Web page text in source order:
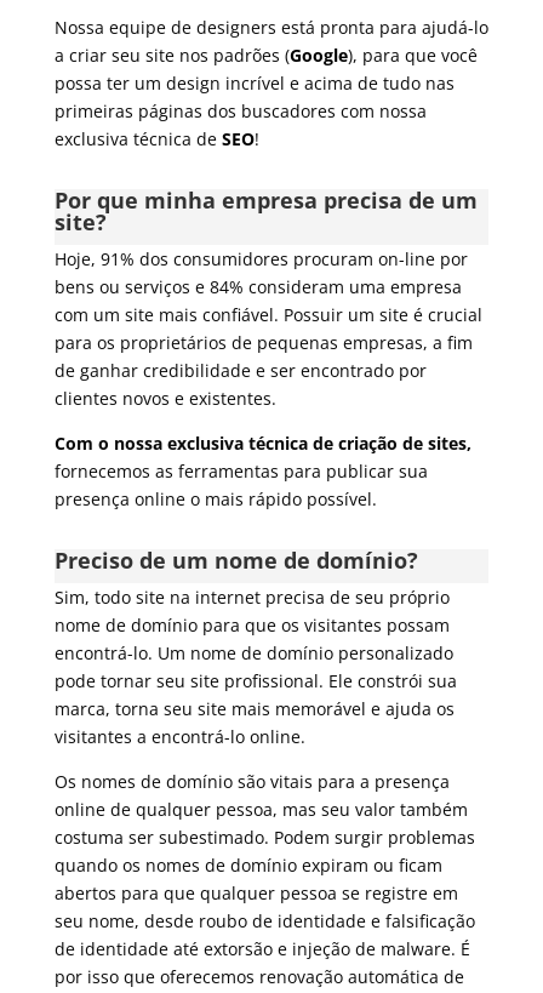
Nossa equipe de designers está pronta para ajudá-lo
a criar seu site nos padrões (Google), para que você
possa ter um design incrível e acima de tudo nas
primeiras páginas dos buscadores com nossa
exclusiva técnica de SEO!
Por que minha empresa precisa de um
site?
Hoje, 91% dos consumidores procuram on-line por
bens ou serviços e 84% consideram uma empresa
com um site mais confiável. Possuir um site é crucial
para os proprietários de pequenas empresas, a fim
de ganhar credibilidade e ser encontrado por
clientes novos e existentes.
Com o nossa exclusiva técnica de criação de sites,
fornecemos as ferramentas para publicar sua
presença online o mais rápido possível.
Preciso de um nome de domínio?
Sim, todo site na internet precisa de seu próprio
nome de domínio para que os visitantes possam
encontrá-lo. Um nome de domínio personalizado
pode tornar seu site profissional. Ele constrói sua
marca, torna seu site mais memorável e ajuda os
visitantes a encontrá-lo online.
Os nomes de domínio são vitais para a presença
online de qualquer pessoa, mas seu valor também
costuma ser subestimado. Podem surgir problemas
quando os nomes de domínio expiram ou ficam
abertos para que qualquer pessoa se registre em
seu nome, desde roubo de identidade e falsificação
de identidade até extorsão e injeção de malware. É
por isso que oferecemos renovação automática de